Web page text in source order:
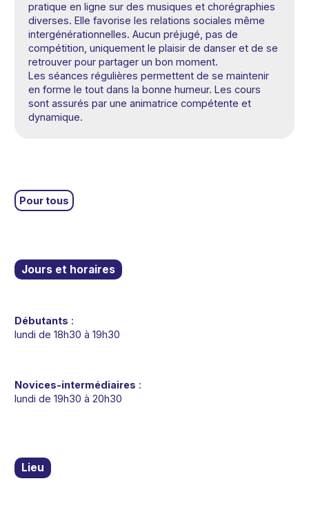
pratique en ligne sur des musiques et chorégraphies
diverses. Elle favorise les relations sociales même
intergénérationnelles. Aucun préjugé, pas de
compétition, uniquement le plaisir de danser et de se
retrouver pour partager un bon moment.
Les séances régulières permettent de se maintenir
en forme le tout dans la bonne humeur. Les cours
sont assurés par une animatrice compétente et
dynamique.
Pour tous
Jours et horaires
Débutants :
lundi de 18h30 à 19h30
Novices-intermédiaires :
lundi de 19h30 à 20h30
Lieu